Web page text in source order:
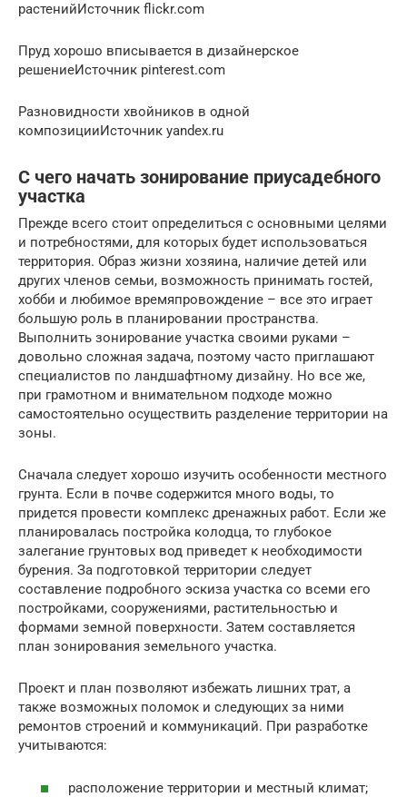
растенийИсточник flickr.com
Пруд хорошо вписывается в дизайнерское
решениеИсточник pinterest.com
Разновидности хвойников в одной
композицииИсточник yandex.ru
С чего начать зонирование приусадебного
участка
Прежде всего стоит определиться с основными целями
и потребностями, для которых будет использоваться
территория. Образ жизни хозяина, наличие детей или
других членов семьи, возможность принимать гостей,
хобби и любимое времяпровождение – все это играет
большую роль в планировании пространства.
Выполнить зонирование участка своими руками –
довольно сложная задача, поэтому часто приглашают
специалистов по ландшафтному дизайну. Но все же,
при грамотном и внимательном подходе можно
самостоятельно осуществить разделение территории на
зоны.
Сначала следует хорошо изучить особенности местного
грунта. Если в почве содержится много воды, то
придется провести комплекс дренажных работ. Если же
планировалась постройка колодца, то глубокое
залегание грунтовых вод приведет к необходимости
бурения. За подготовкой территории следует
составление подробного эскиза участка со всеми его
постройками, сооружениями, растительностью и
формами земной поверхности. Затем составляется
план зонирования земельного участка.
Проект и план позволяют избежать лишних трат, а
также возможных поломок и следующих за ними
ремонтов строений и коммуникаций. При разработке
учитываются:
расположение территории и местный климат;